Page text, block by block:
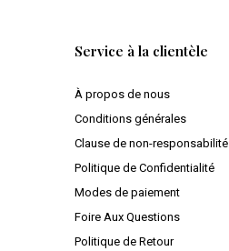
Service à la clientèle
À propos de nous
Conditions générales
Clause de non-responsabilité
Politique de Confidentialité
Modes de paiement
Foire Aux Questions
Politique de Retour